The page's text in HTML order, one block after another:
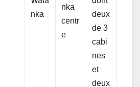
nka
nka
centr
e
deux
de 3
cabi
nes
et
deux